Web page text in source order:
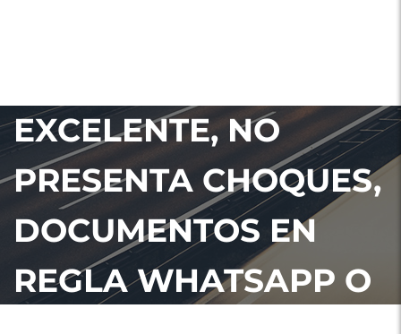
EXCELENTE, NO
PRESENTA CHOQUES,
DOCUMENTOS EN
REGLA WHATSAPP O